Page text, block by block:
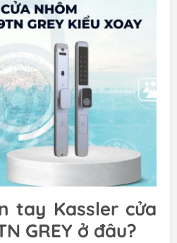
tay Kassler cửa
GREY ở đâu?